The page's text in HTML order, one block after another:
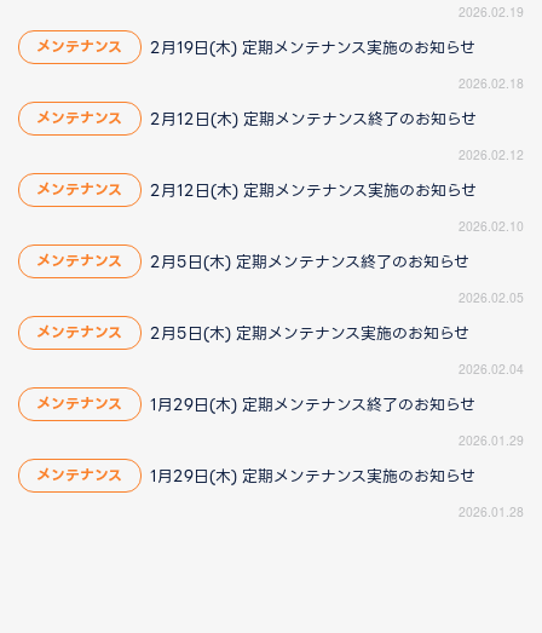
2026.02.19
メンテナンス 2月19日(木) 定期メンテナンス実施のお知らせ
2026.02.18
メンテナンス 2月12日(木) 定期メンテナンス終了のお知らせ
2026.02.12
メンテナンス 2月12日(木) 定期メンテナンス実施のお知らせ
2026.02.10
メンテナンス 2月5日(木) 定期メンテナンス終了のお知らせ
2026.02.05
メンテナンス 2月5日(木) 定期メンテナンス実施のお知らせ
2026.02.04
メンテナンス 1月29日(木) 定期メンテナンス終了のお知らせ
2026.01.29
メンテナンス 1月29日(木) 定期メンテナンス実施のお知らせ
2026.01.28